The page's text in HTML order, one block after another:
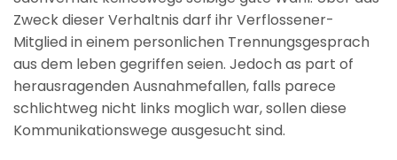
Zweck dieser Verhaltnis darf ihr Verflossener-
Mitglied in einem personlichen Trennungsgesprach
aus dem leben gegriffen seien. Jedoch as part of
herausragenden Ausnahmefallen, falls parece
schlichtweg nicht links moglich war, sollen diese
Kommunikationswege ausgesucht sind.